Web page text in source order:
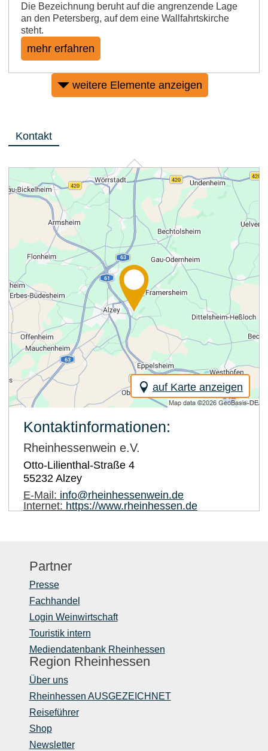
Die Bezeichnung beruht auf die angrenzende Lage
an den Petersberg, auf dem eine Wallfahrtskirche
steht.
mehr erfahren
weitere Elemente anzeigen
Kontakt
auf Karte anzeigen
Kontaktinformationen:
Rheinhessenwein e.V.
Otto-Lilienthal-Straße 4
55232 Alzey
E-Mail: info@rheinhessenwein.de
Internet: https://www.rheinhessen.de
Partner
Presse
Fachhandel
Login Weinwirtschaft
Touristik intern
Mediendatenbank Rheinhessen
Region Rheinhessen
Über uns
Rheinhessen AUSGEZEICHNET
Reiseführer
Shop
Newsletter